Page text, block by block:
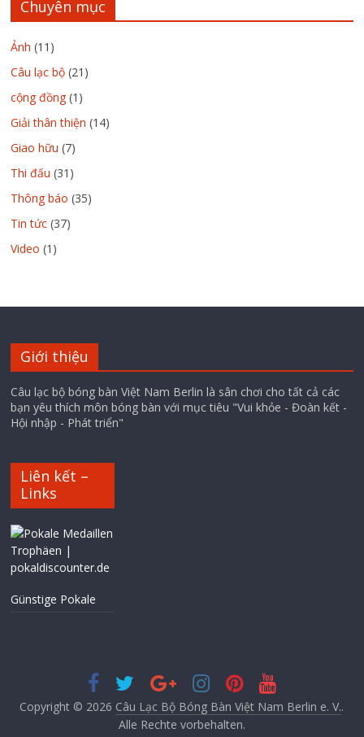
Chuyên mục
Ảnh (11)
Câu lạc bộ (21)
cộng đồng (1)
Giải thân thiện (14)
Giao hữu (7)
Thi đấu (31)
Thông báo (35)
Tin tức (37)
Video (1)
Giới thiệu
Câu lạc bộ bóng bàn Việt Nam Berlin là sân chơi cho tất cả các
bạn yêu thích môn bóng bàn với mục tiêu "Vui khỏe - Đoàn kết -
Hội nhập - Phát triển"
Liên kết –
Links
Günstige Pokale
Copyright © 2026 Câu Lạc Bộ Bóng Bàn Việt Nam Berlin e. V..
Alle Rechte vorbehalten.